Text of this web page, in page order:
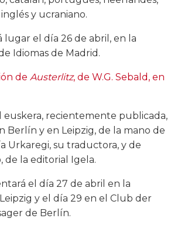
y ucraniano.
lugar el día 26 de abril, en la
Idiomas de Madrid.
de Austerlitz, de W.G. Sebald, en
euskera, recientemente publicada,
Berlín y en Leipzig, de la mano de
Urkaregi, su traductora, y de
de la editorial Igela.
el día 27 de abril en la
y el día 29 en el Club der
de Berlín.